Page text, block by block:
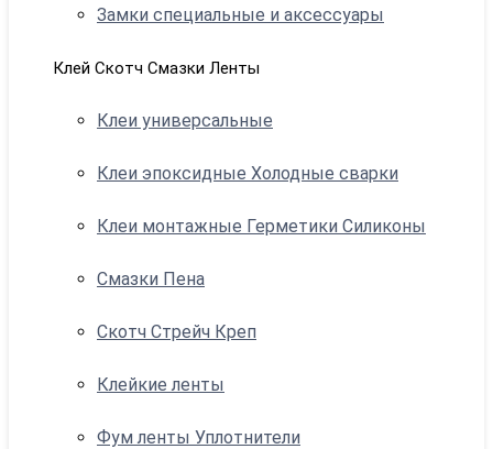
Замки специальные и аксессуары
Клей Скотч Смазки Ленты
Клеи универсальные
Клеи эпоксидные Холодные сварки
Клеи монтажные Герметики Силиконы
Смазки Пена
Скотч Стрейч Креп
Клейкие ленты
Фум ленты Уплотнители